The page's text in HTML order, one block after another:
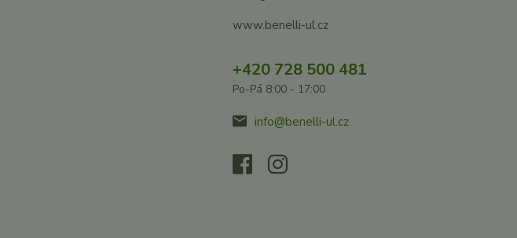
www.benelli-ul.cz
+420 728 500 481
Po-Pá 8:00 - 17:00
info@benelli-ul.cz